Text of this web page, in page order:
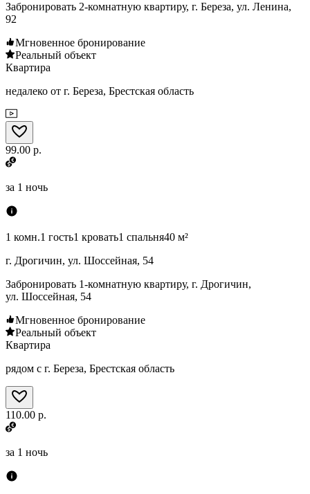
Забронировать 2-комнатную квартиру, г. Береза, ул. Ленина,
92
Мгновенное бронирование
Реальный объект
Квартира
недалеко от г. Береза, Брестская область
99.00 р.
за 1 ночь
1 комн.1 гость1 кровать1 спальня40 м²
г. Дрогичин, ул. Шоссейная, 54
Забронировать 1-комнатную квартиру, г. Дрогичин,
ул. Шоссейная, 54
Мгновенное бронирование
Реальный объект
Квартира
рядом с г. Береза, Брестская область
110.00 р.
за 1 ночь